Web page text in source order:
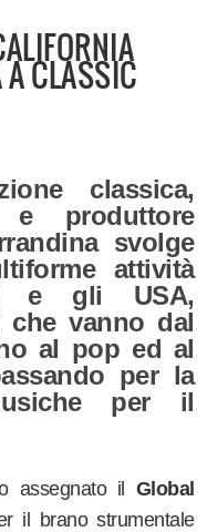
A CLASSIC
classica,
e produttore
svolge
attività
e gli USA,
vanno dal
al pop ed al
per la
per il
assegnato il Global
il brano strumentale